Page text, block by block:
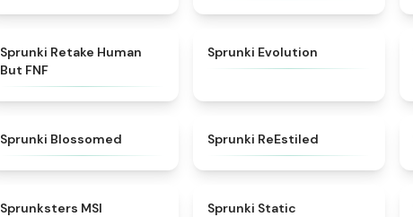
Sprunki Retake Human
But FNF
Sprunki Evolution
Sprunki Blossomed Sprunki ReEstiled
Sprunksters MSI Sprunki Static